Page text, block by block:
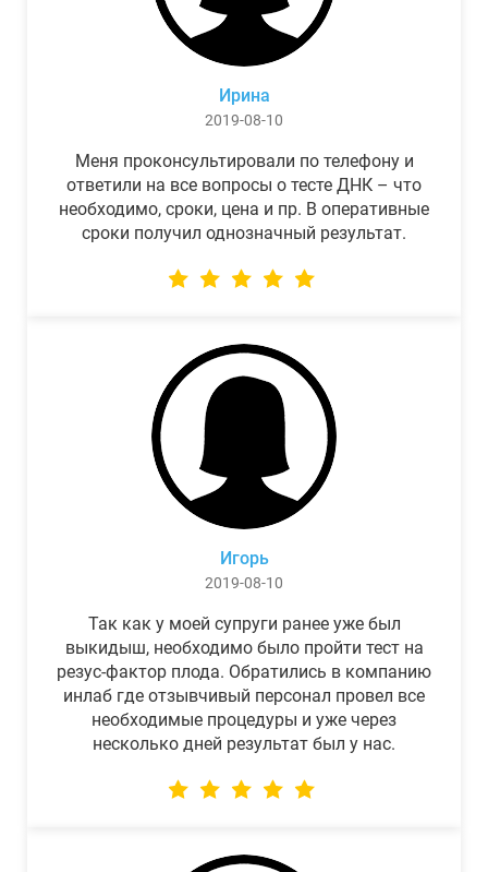
Ирина
2019-08-10
Меня проконсультировали по телефону и
ответили на все вопросы о тесте ДНК – что
необходимо, сроки, цена и пр. В оперативные
сроки получил однозначный результат.
Игорь
2019-08-10
Так как у моей супруги ранее уже был
выкидыш, необходимо было пройти тест на
резус-фактор плода. Обратились в компанию
инлаб где отзывчивый персонал провел все
необходимые процедуры и уже через
несколько дней результат был у нас.